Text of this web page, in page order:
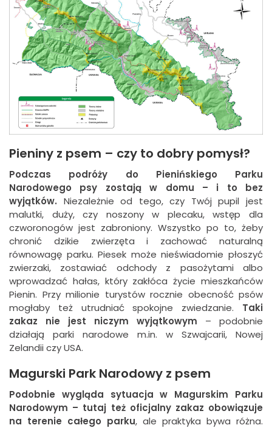
Pieniny z psem – czy to dobry pomysł?
Podczas podróży do Pienińskiego Parku
Narodowego psy zostają w domu – i to bez
wyjątków. Niezależnie od tego, czy Twój pupil jest
malutki, duży, czy noszony w plecaku, wstęp dla
czworonogów jest zabroniony. Wszystko po to, żeby
chronić dzikie zwierzęta i zachować naturalną
równowagę parku. Piesek może nieświadomie płoszyć
zwierzaki, zostawiać odchody z pasożytami albo
wprowadzać hałas, który zakłóca życie mieszkańców
Pienin. Przy milionie turystów rocznie obecność psów
mogłaby też utrudniać spokojne zwiedzanie. Taki
zakaz nie jest niczym wyjątkowym – podobnie
działają parki narodowe m.in. w Szwajcarii, Nowej
Zelandii czy USA.
Magurski Park Narodowy z psem
Podobnie wygląda sytuacja w Magurskim Parku
Narodowym – tutaj też oficjalny zakaz obowiązuje
na terenie całego parku, ale praktyka bywa różna.